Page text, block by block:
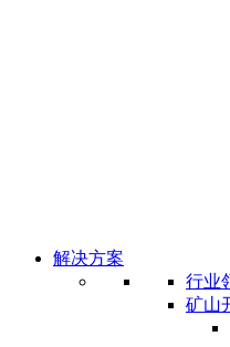
解决方案
行业
矿山